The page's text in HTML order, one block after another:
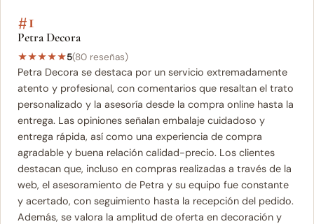
#1
Petra Decora
★★★★★5(80 reseñas)
Petra Decora se destaca por un servicio extremadamente
atento y profesional, con comentarios que resaltan el trato
personalizado y la asesoría desde la compra online hasta la
entrega. Las opiniones señalan embalaje cuidadoso y
entrega rápida, así como una experiencia de compra
agradable y buena relación calidad-precio. Los clientes
destacan que, incluso en compras realizadas a través de la
web, el asesoramiento de Petra y su equipo fue constante
y acertado, con seguimiento hasta la recepción del pedido.
Además, se valora la amplitud de oferta en decoración y